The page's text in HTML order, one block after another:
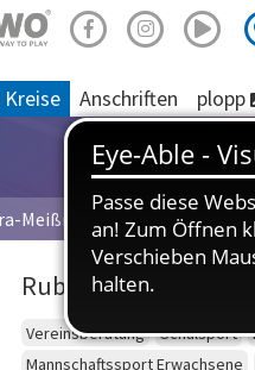
Anschriften plopp
Meißner
Rubriken
Vereinsberatung Schulsport
Mannschaftssport Erwachsene